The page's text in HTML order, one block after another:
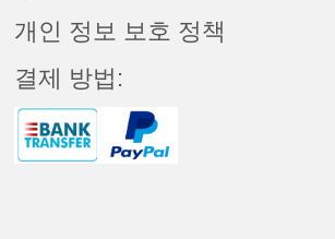
개인 정보 보호 정책
결제 방법: